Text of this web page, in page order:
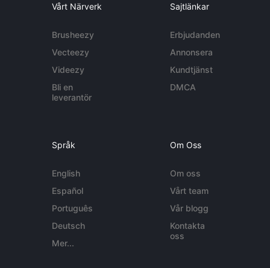
Vårt Närverk
Brusheezy
Vecteezy
Videezy
Bli en
leverantör
Sajtlänkar
Erbjudanden
Annonsera
Kundtjänst
DMCA
Språk
English
Español
Português
Deutsch
Mer...
Om Oss
Om oss
Vårt team
Vår blogg
Kontakta
oss